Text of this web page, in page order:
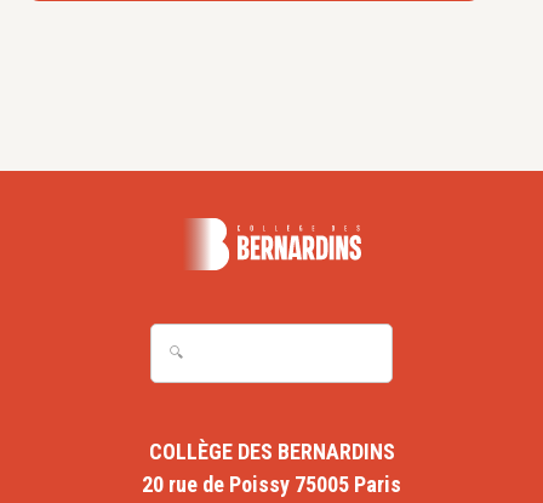
COLLÈGE DES BERNARDINS
20 rue de Poissy 75005 Paris